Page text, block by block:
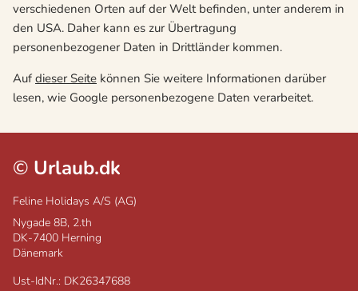
verschiedenen Orten auf der Welt befinden, unter anderem in
den USA. Daher kann es zur Übertragung
personenbezogener Daten in Drittländer kommen.
Auf dieser Seite können Sie weitere Informationen darüber
lesen, wie Google personenbezogene Daten verarbeitet.
© Urlaub.dk
Feline Holidays A/S (AG)
Nygade 8B, 2.th
DK-7400 Herning
Dänemark
Ust-IdNr.: DK26347688